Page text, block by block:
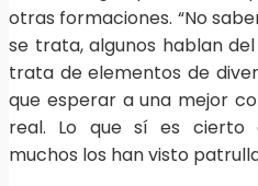
otras formaciones. “No
se trata, algunos hablan
trata de elementos de
que esperar a una mejor
real. Lo que sí es cierto
muchos los han visto